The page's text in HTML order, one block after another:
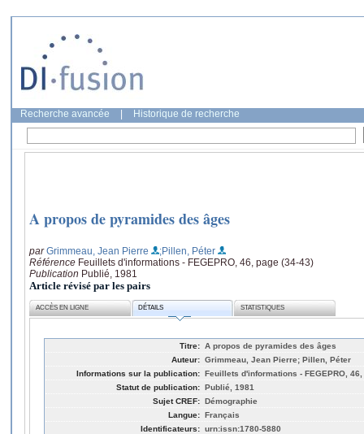
Recherche avancée Historique de recherche
A propos de pyramides des âges
parGrimmeau, Jean Pierre
;Pillen, Péter
Référence Feuillets d'informations - FEGEPRO, 46, page (34-43)
Publication Publié, 1981
Article révisé par les pairs
ACCÈS EN LIGNE DÉTAILS STATISTIQUES
Titre: A propos de pyramides des âges
Auteur: Grimmeau, Jean Pierre; Pillen, Péter
Informations sur la publication: Feuillets d'informations - FEGEPRO, 46,
Statut de publication: Publié, 1981
Sujet CREF: Démographie
Langue: Français
Identificateurs: urn:issn:1780-5880